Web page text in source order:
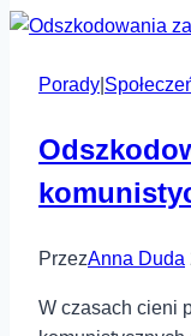
Porady
PrzezAnna Duda
W czasach cieni